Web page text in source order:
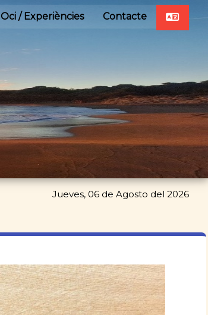
Contacte
Oci / Experiències
Jueves, 06 de Agosto del 2026